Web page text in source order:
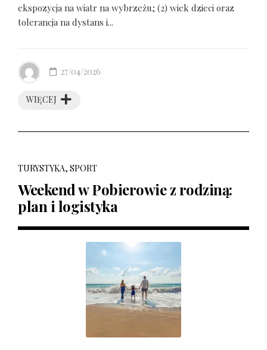
ekspozycja na wiatr na wybrzeżu; (2) wiek dzieci oraz
tolerancja na dystans i...
WIĘCEJ
27/04/2026
TURYSTYKA, SPORT
Weekend w Pobierowie z rodziną:
plan i logistyka